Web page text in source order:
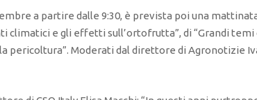
a partire dalle 9:30, è prevista poi una
climatici e gli effetti sull’ortofrutta”, di “Grandi
pericoltura”. Moderati dal direttore di Agronotizie